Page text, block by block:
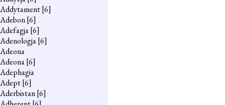
Addytament[6]
Adebon[6]
Adefagja[6]
Adenologja[6]
Adeona
Adeona[6]
Adephagia
Adept[6]
Aderbistan[6]